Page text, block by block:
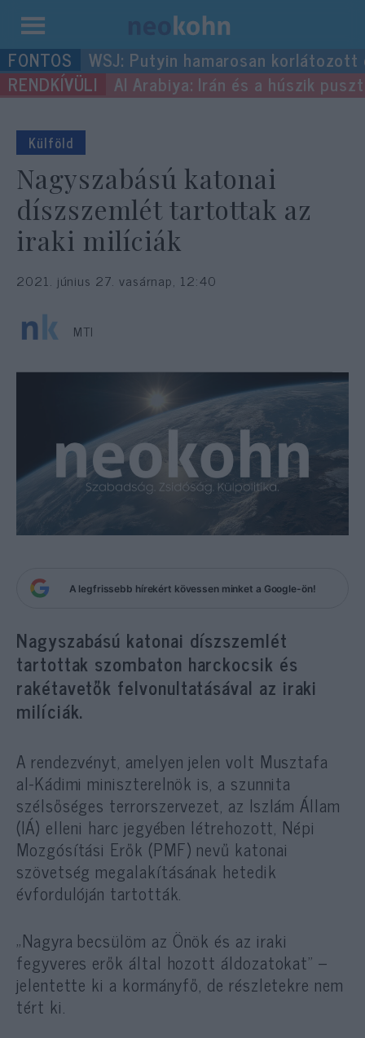
Kilépés
a
tartalomba
WSJ: Putyin hamarosan
Al Arabiya: Irán és a húszik
Külföld
Nagyszabású katonai
díszszemlét tartottak az
iraki milíciák
2021. június 27. vasárnap, 12:40
MTI
A legfrissebb hírekért kövessen minket a Google-ön!
Nagyszabású katonai díszszemlét
tartottak szombaton harckocsik és
rakétavetők felvonultatásával az iraki
milíciák.
A rendezvényt, amelyen jelen volt Musztafa
al-Kádimi miniszterelnök is, a szunnita
szélsőséges terrorszervezet, az Iszlám Állam
(IÁ) elleni harc jegyében létrehozott, Népi
Mozgósítási Erők (PMF) nevű katonai
szövetség megalakításának hetedik
évfordulóján tartották.
„Nagyra becsülöm az Önök és az iraki
fegyveres erők által hozott áldozatokat” –
jelentette ki a kormányfő, de részletekre nem
tért ki.